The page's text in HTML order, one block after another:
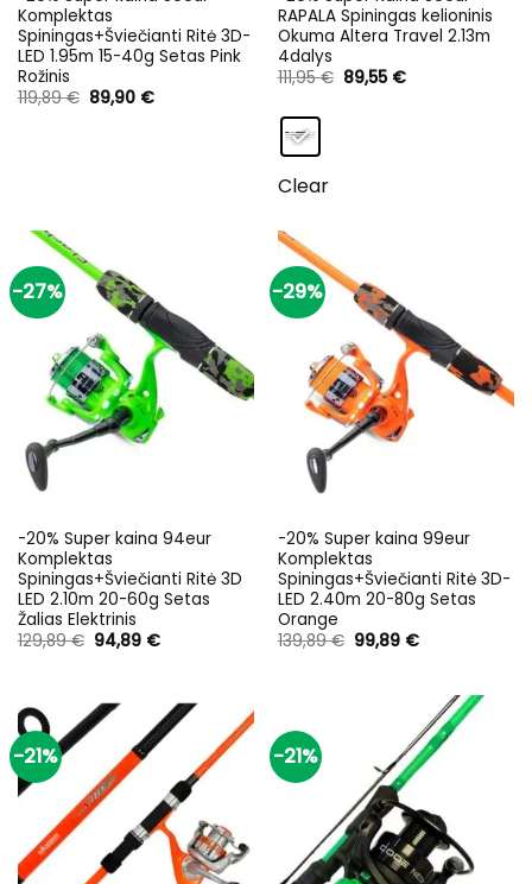
Komplektas
Spiningas+Šviečianti Ritė 3D-
LED 1.95m 15-40g Setas Pink
Rožinis
119,89€ Original
price
89,90 €Current
RAPALA Spiningas kelioninis
Okuma Altera Travel 2.13m
4dalys
111,95€ Original
price
89,55 €Current
Clear
-27%
-20% Super kaina 94eur
Komplektas
Spiningas+Šviečianti Ritė 3D
LED 2.10m 20-60g Setas
Žalias Elektrinis
129,89€ Original
price
94,89 €Current
-29%
-20% Super kaina 99eur
Komplektas
Spiningas+Šviečianti Ritė 3D-
LED 2.40m 20-80g Setas
Orange
139,89€ Original
price
99,89 €Current
-21% -21%